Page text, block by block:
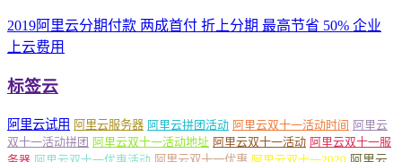
2019阿里云分期付款 两成首付 折上分期 最高节省 50% 企业
上云费用
标签云
阿里云试用 阿里云服务器 阿里云拼团活动 阿里云双十一活动时间 阿里云
双十一活动拼团 阿里云双十一活动地址 阿里云双十一活动 阿里云双十一服